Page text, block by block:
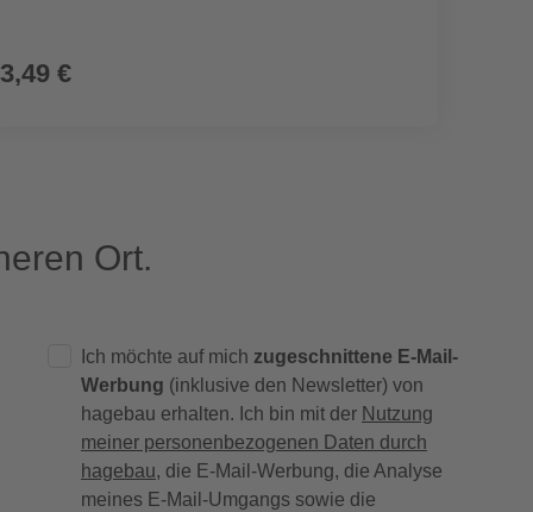
3,49 €
Ort.
Ich möchte auf mich zugeschnittene E-Mail-
Werbung (inklusive den Newsletter) von
hagebau erhalten. Ich bin mit der Nutzung
meiner personenbezogenen Daten durch
hagebau, die E-Mail-Werbung, die Analyse
meines E-Mail-Umgangs sowie die